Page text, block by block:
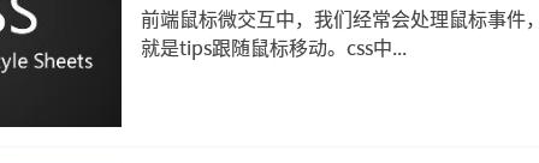
前端鼠标微交互中，我们经常会处理鼠标事件
就是tips跟随鼠标移动。css中...